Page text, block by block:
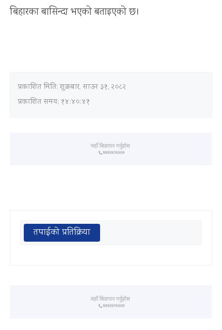
बिहारका बासिन्दा भएको बताइएको छ।
प्रकाशित मिति:शुक्रबार, साउन ३१, २०८२
प्रकाशित समय: १४:४०:४१
तपाईको प्रतिक्रिया